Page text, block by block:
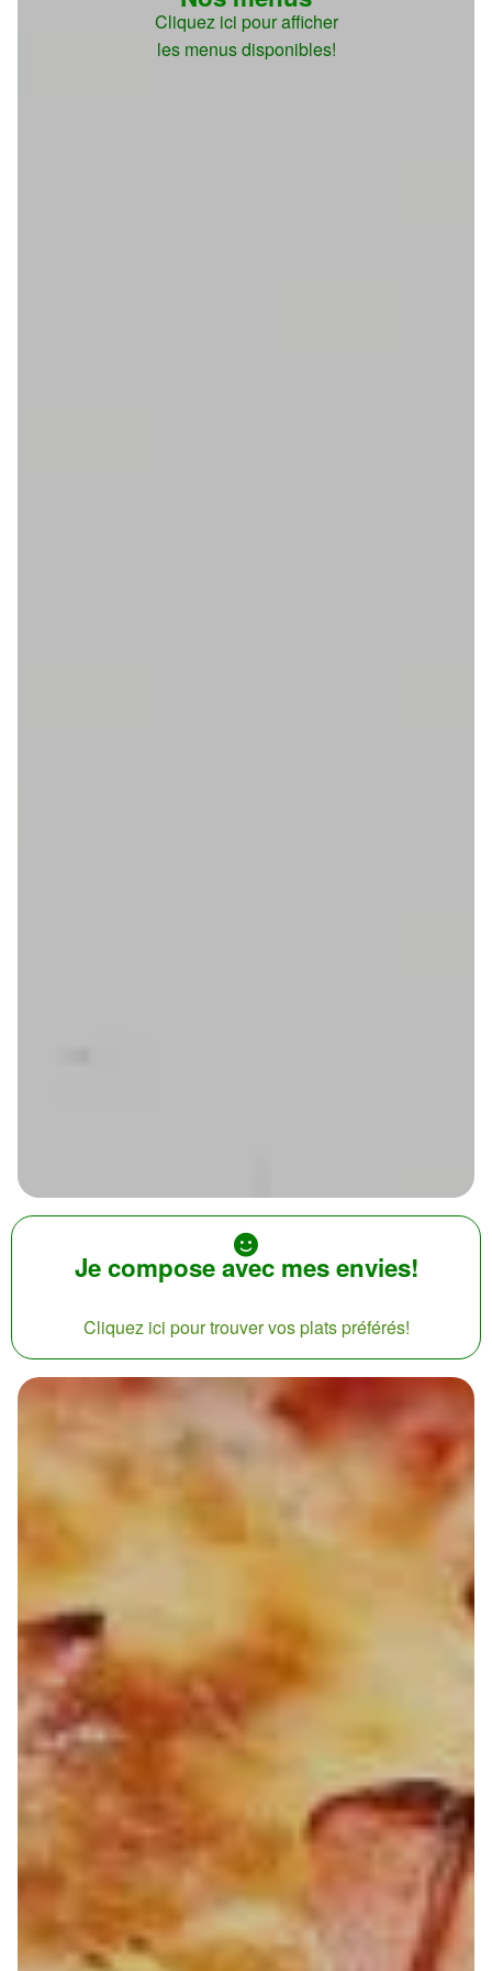
Cliquez ici pour afficher
les menus disponibles!
Je compose avec mes envies!
Cliquez ici pour trouver vos plats préférés!